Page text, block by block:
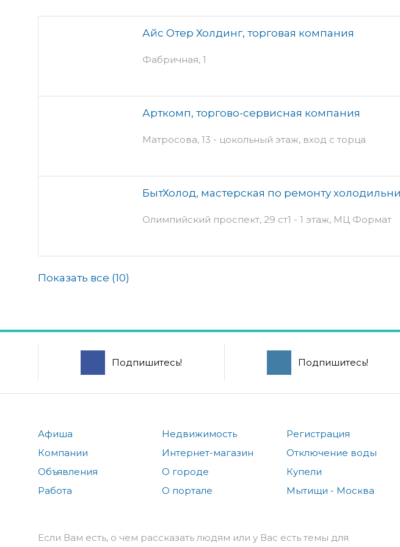
Айс Отер Холдинг, торговая компания
Фабричная, 1
Арткомп, торгово-сервисная компания
Матросова, 13 - цокольный этаж, вход с торца
БытХолод, мастерская по ремонту
Олимпийский проспект, 29 ст1 - 1 этаж, МЦ Формат
Показать все (10)
Подпишитесь! Подпишитесь!
Афиша
Компании
Объявления
Работа
Недвижимость
Интернет-магазин
О городе
О портале
Регистрация
Отключение воды
Купели
Мытищи - Москва
Если Вам есть, о чем рассказать людям или у Вас есть темы для